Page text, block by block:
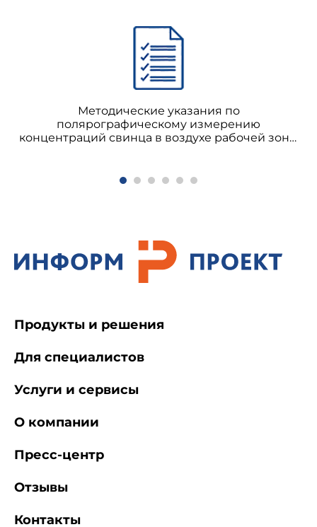
Методические указания по
полярографическому измерению
концентраций свинца в воздухе рабочей зоны
Продукты и решения
Для специалистов
Услуги и сервисы
О компании
Пресс-центр
Отзывы
Контакты